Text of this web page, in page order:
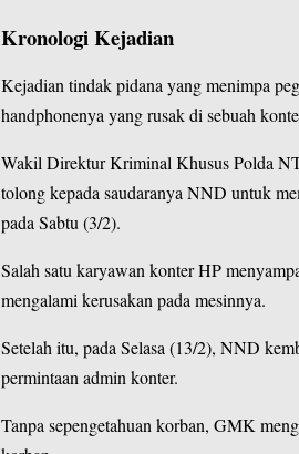
Kronologi Kejadian
Kejadian tindak pidana yang menimpa
handphonenya yang rusak di sebuah
Wakil Direktur Kriminal Khusus Polda
tolong kepada saudaranya NND untuk
pada Sabtu (3/2).
Salah satu karyawan konter HP
mengalami kerusakan pada mesinnya.
Setelah itu, pada Selasa (13/2), NND
permintaan admin konter.
Tanpa sepengetahuan korban, GMK